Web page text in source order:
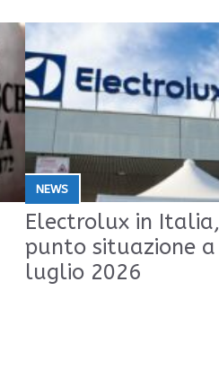
NEWS
Electrolux in Italia,
punto situazione a
luglio 2026